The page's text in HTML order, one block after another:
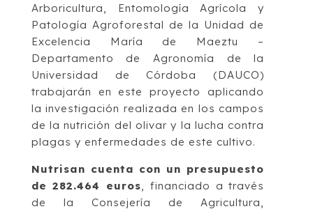
Arboricultura, Entomología Agrícola y
Patología Agroforestal de la Unidad de
Excelencia María de Maeztu –
Departamento de Agronomía de la
Universidad de Córdoba (DAUCO)
trabajarán en este proyecto aplicando
la investigación realizada en los campos
de la nutrición del olivar y la lucha contra
plagas y enfermedades de este cultivo.
Nutrisan cuenta con un presupuesto
de 282.464 euros, financiado a través
de la Consejería de Agricultura,